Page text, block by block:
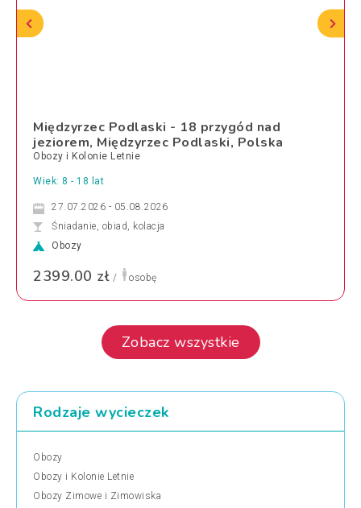
Międzyrzec Podlaski - 18 przygód nad
jeziorem, Międzyrzec Podlaski, Polska
Obozy i Kolonie Letnie
Wiek: 8 - 18 lat
27.07.2026 - 05.08.2026
Śniadanie, obiad, kolacja
Obozy
2399.00 zł / osobę
Zobacz wszystkie
Rodzaje wycieczek
Obozy
Obozy i Kolonie Letnie
Obozy Zimowe i Zimowiska